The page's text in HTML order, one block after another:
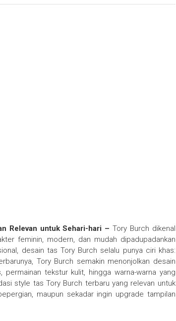
Relevan untuk Sehari-hari – Tory Burch dikenal
feminin, modern, dan mudah dipadupadankan
desain tas Tory Burch selalu punya ciri khas:
Tory Burch semakin menonjolkan desain
tekstur kulit, hingga warna-warna yang
style tas Tory Burch terbaru yang relevan untuk
maupun sekadar ingin upgrade tampilan